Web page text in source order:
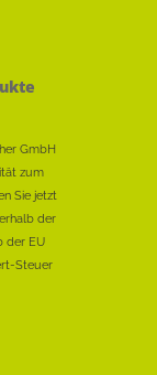
GmbH
zum
Sie jetzt
der
der EU
Steuer